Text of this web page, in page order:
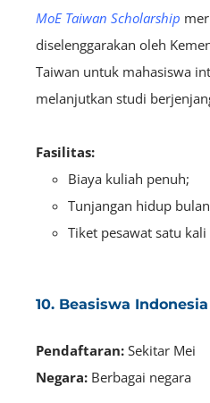
MoE Taiwan Scholarship
diselenggarakan oleh
Taiwan untuk mahasiswa
melanjutkan studi
Fasilitas:
Biaya kuliah penuh;
Tunjangan hidup
Tiket pesawat satu
10. Beasiswa
Pendaftaran: Sekitar Mei
Negara: Berbagai negara